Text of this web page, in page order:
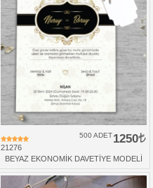
21276
1250
500 ADET
BEYAZ EKONOMİK DAVETİYE MODELİ